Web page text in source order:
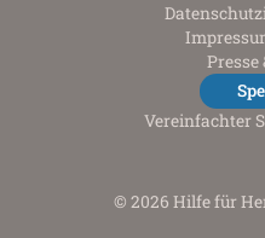
Presse
Vereinfachter
© 2026 Hilfe für